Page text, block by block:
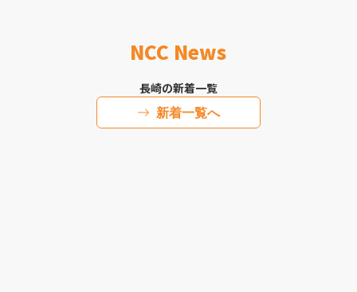
NCC News
長崎の新着一覧
新着一覧へ